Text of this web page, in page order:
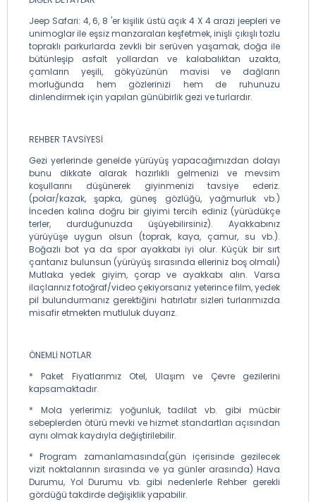
Jeep Safari: 4, 6, 8 'er kişilik üstü açık 4 X 4 arazi jeepleri ve
unimoglar ile eşsiz manzaraları keşfetmek, inişli çıkışlı tozlu
topraklı parkurlarda zevkli bir serüven yaşamak, doğa ile
bütünleşip asfalt yollardan ve kalabalıktan uzakta,
çamların yeşili, gökyüzünün mavisi ve dağların
morluğunda hem gözlerinizi hem de ruhunuzu
dinlendirmek için yapılan günübirlik gezi ve turlardır.
REHBER TAVSİYESİ
Gezi yerlerinde genelde yürüyüş yapacağımızdan dolayı
bunu dikkate alarak hazırlıklı gelmenizi ve mevsim
koşullarını düşünerek giyinmenizi tavsiye ederiz.
(polar/kazak, şapka, güneş gözlüğü, yağmurluk vb.)
İnceden kalına doğru bir giyimi tercih ediniz (yürüdükçe
terler, durduğunuzda üşüyebilirsiniz). Ayakkabınız
yürüyüşe uygun olsun (toprak, kaya, çamur, su vb.).
Boğazlı bot ya da spor ayakkabı iyi olur. Küçük bir sırt
çantanız bulunsun (yürüyüş sırasında elleriniz boş olmalı)
Mutlaka yedek giyim, çorap ve ayakkabı alın. Varsa
ilaçlarınız fotoğraf/video çekiyorsanız yeterince film, yedek
pil bulundurmanız gerektiğini hatırlatır sizleri turlarımızda
misafir etmekten mutluluk duyarız.
ÖNEMLİ NOTLAR
* Paket Fiyatlarımız Otel, Ulaşım ve Çevre gezilerini
kapsamaktadır.
* Mola yerlerimiz; yoğunluk, tadilat vb. gibi mücbir
sebeplerden ötürü mevki ve hizmet standartları açısından
aynı olmak kaydıyla değiştirilebilir.
* Program zamanlamasında(gün içerisinde gezilecek
vizit noktalarının sırasında ve ya günler arasında) Hava
Durumu, Yol Durumu vb. gibi nedenlerle Rehber gerekli
gördüğü takdirde değişiklik yapabilir.